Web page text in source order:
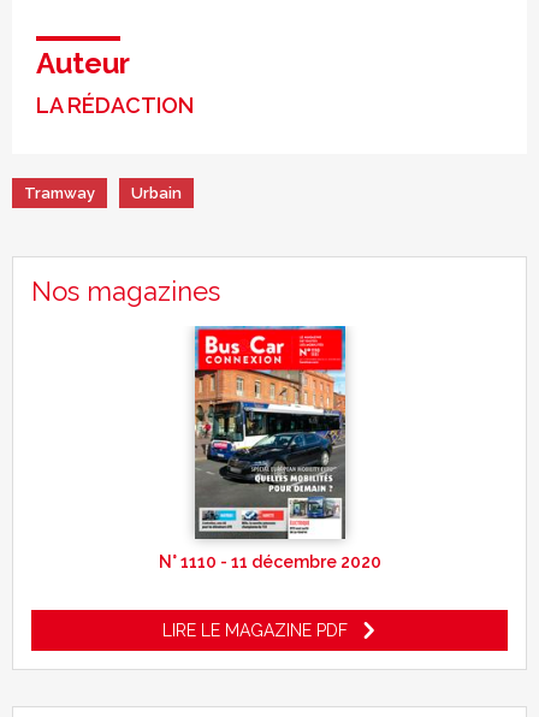
Auteur
LA RÉDACTION
Tramway Urbain
Nos magazines
N° 1110 - 11 décembre 2020
LIRE LE MAGAZINE PDF